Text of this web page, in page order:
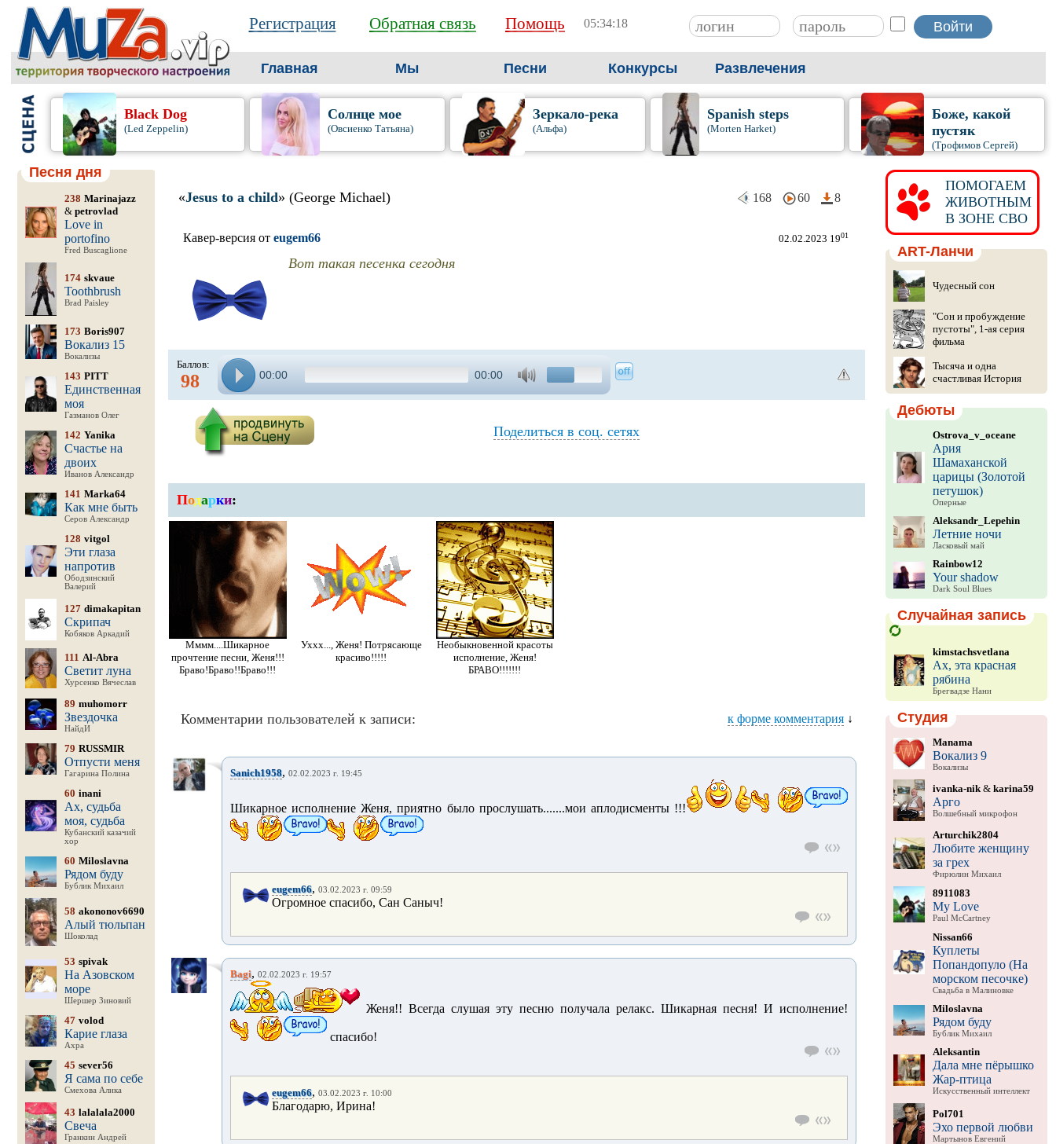
Регистрация Обратная связь Помощь 05:34:19
Главная Мы Песни Конкурсы Развлечения
Black Dog
(Led Zeppelin)
Солнце мое
(Овсиенко Татьяна)
Зеркало-река
(Альфа)
Spanish steps
(Morten Harket)
Боже, какой
пустяк
(Трофимов Сергей)
Песня дня
238 Marinajazz
& petrovlad
Love in
portofino
Fred Buscaglione
174 skvaue
Toothbrush
Brad Paisley
173 Boris907
Вокализ 15
Вокализы
143 PITT
Единственная
моя
Газманов Олег
142 Yanika
Счастье на
двоих
Иванов Александр
141 Marka64
Как мне быть
Серов Александр
128 vitgol
Эти глаза
напротив
Ободзинский
Валерий
127 dimakapitan
Скрипач
Кобяков Аркадий
111 Al-Abra
Светит луна
Хурсенко Вячеслав
89 muhomorr
Звездочка
НайдИ
79 RUSSMIR
Отпусти меня
Гагарина Полина
60 inani
Ах, судьба
моя, судьба
Кубанский казачий
хор
60 Miloslavna
Рядом буду
Бублик Михаил
58 akononov6690
Алый тюльпан
Шоколад
53 spivak
На Азовском
море
Шершер Зиновий
47 volod
Карие глаза
Ахра
45 sever56
Я сама по себе
Смехова Алика
43 lalalala2000
Свеча
Гранкин Андрей
«Jesus to a child» (George Michael) 168 60 8
Кавер-версия от eugem66 02.02.2023 1901
Вот такая песенка сегодня
Баллов:
98 00:00 00:00
Поделиться в соц. сетях
Подарки:
Мммм....Шикарное
прочтение песни, Женя!!!
Браво!Браво!!Браво!!!
Уххх..., Женя! Потрясающе
красиво!!!!!
Необыкновенной красоты
исполнение, Женя!
БРАВО!!!!!!!
Комментарии пользователей к записи: к форме комментария↓
Sanich1958, 02.02.2023 г. 19:45
Шикарное исполнение Женя, приятно было прослушать.......мои аплодисменты !!!
eugem66, 03.02.2023 г. 09:59
Огромное спасибо, Сан Саныч!
Bagi, 02.02.2023 г. 19:57
Женя!! Всегда слушая эту песню получала релакс. Шикарная песня! И исполнение!
спасибо!
eugem66, 03.02.2023 г. 10:00
Благодарю, Ирина!
ПОМОГАЕМ
ЖИВОТНЫМ
В ЗОНЕ СВО
ART-Ланчи
Чудесный сон
"Сон и пробуждение
пустоты", 1-ая серия
фильма
Тысяча и одна
счастливая История
Дебюты
Ostrova_v_oceane
Ария
Шамаханской
царицы (Золотой
петушок)
Оперные
Aleksandr_Lepehin
Летние ночи
Ласковый май
Rainbow12
Your shadow
Dark Soul Blues
Случайная запись
kimstachsvetlana
Ах, эта красная
рябина
Брегвадзе Нани
Студия
Manama
Вокализ 9
Вокализы
ivanka-nik& karina59
Арго
Волшебный микрофон
Arturchik2804
Любите женщину
за грех
Фирюлин Михаил
8911083
My Love
Paul McCartney
Nissan66
Куплеты
Попандопуло (На
морском песочке)
Свадьба в Малиновке
Miloslavna
Рядом буду
Бублик Михаил
Aleksantin
Дала мне пёрышко
Жар-птица
Искусственный интеллект
Pol701
Эхо первой любви
Мартынов Евгений